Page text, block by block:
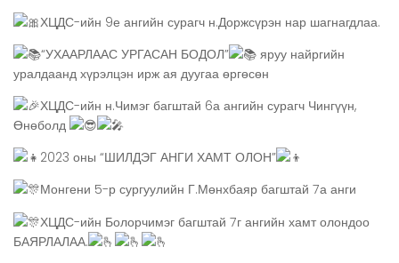
ХЦДС-ийн 9е ангийн сурагч н.Доржсүрэн нар шагнагдлаа.
“УХААРЛААС УРГАСАН БОДОЛ”
яруу найргийн
уралдаанд хүрэлцэн ирж ая дуугаа өргөсөн
ХЦДС-ийн н.Чимэг багштай 6а ангийн сурагч Чингүүн,
Өнөболд
2023 оны “ШИЛДЭГ АНГИ ХАМТ ОЛОН”
Монгени 5-р сургуулийн Г.Мөнхбаяр багштай 7а анги
ХЦДС-ийн Болорчимэг багштай 7г ангийн хамт олондоо
БАЯРЛАЛАА.